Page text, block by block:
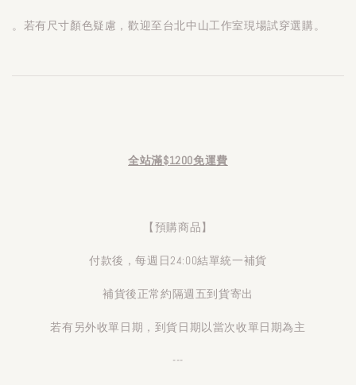
。若有尺寸顏色疑慮，歡迎至台北中山工作室現場試穿選購。
全站滿$1200免運費
【預購商品】
付款後，每週日24:00結單統一補貨
補貨後正常約隔週五到貨寄出
若有另外收單日期，到貨日期以當次收單日期為主
---